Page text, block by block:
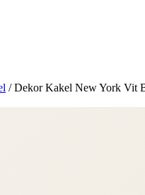
/Dekor Kakel New York Vit